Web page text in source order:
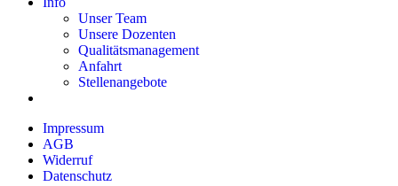
Unser Team
Unsere Dozenten
Qualitätsmanagement
Anfahrt
Stellenangebote
Impressum
AGB
Widerruf
Datenschutz